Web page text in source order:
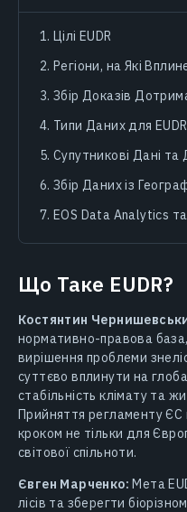
Цілі EUDR
Регіони, на Які
Збір Доказів
Типи Даних для EUDR
Супутникові Дані та
Збір Даних із
EOS Data Analytics та
Що Таке EUDR?
Костянтин
нормативно-правова
вирішення проблеми
суттєво вплинути на
стабільність клімату та
Прийняття регламенту ЄС
кроком не тільки для
світової спільноти.
Євген Марченко: Мета
лісів та зберегти